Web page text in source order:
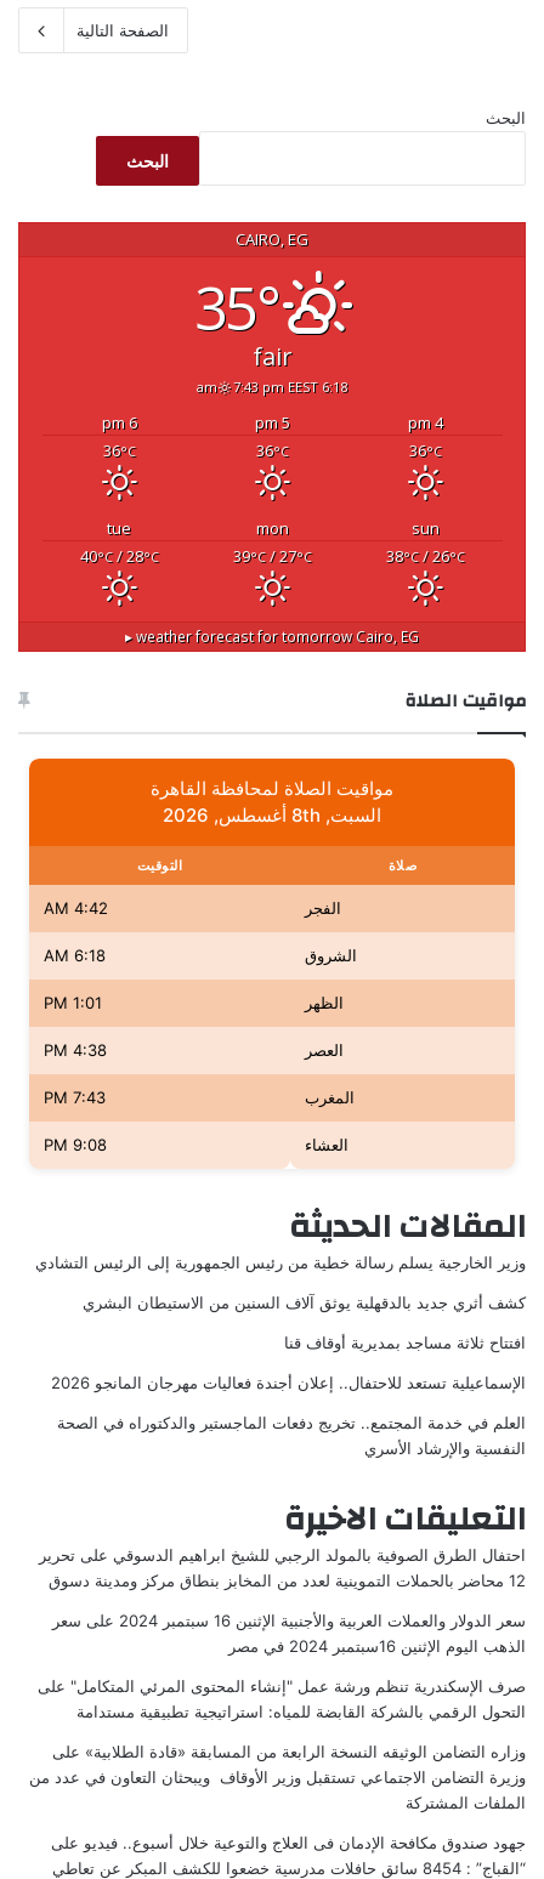
الصفحة التالية
البحث
البحث
CAIRO, EG
35°
fair
6:18 am
7:43 pm EEST
4 pm
5 pm
6 pm
36°C
36°C
36°C
sun
mon
tue
38°C/ 26°C
39°C/ 27°C
40°C/ 28°C
Cairo, EG
weather forecast for tomorrow ▸
مواقيت الصلاة
مواقيت الصلاة لمحافظة القاهرة
السبت, 8th أغسطس, 2026
صلاة التوقيت
الفجر 4:42 AM
الشروق 6:18 AM
الظهر 1:01 PM
العصر 4:38 PM
المغرب 7:43 PM
العشاء 9:08 PM
المقالات الحديثة
وزير الخارجية يسلم رسالة خطية من رئيس الجمهورية إلى الرئيس التشادي
كشف أثري جديد بالدقهلية يوثق آلاف السنين من الاستيطان البشري
افتتاح ثلاثة مساجد بمديرية أوقاف قنا
الإسماعيلية تستعد للاحتفال.. إعلان أجندة فعاليات مهرجان المانجو 2026
العلم في خدمة المجتمع.. تخريج دفعات الماجستير والدكتوراه في الصحة
النفسية والإرشاد الأسري
التعليقات الاخيرة
احتفال الطرق الصوفية بالمولد الرجبي للشيخ ابراهيم الدسوقي على تحرير
12 محاضر بالحملات التموينية لعدد من المخابز بنطاق مركز ومدينة دسوق
سعر الدولار والعملات العربية والأجنبية الإثنين 16 سبتمبر 2024 على سعر
الذهب اليوم الإثنين 16سبتمبر 2024 في مصر
صرف الإسكندرية تنظم ورشة عمل "إنشاء المحتوى المرئي المتكامل" على
التحول الرقمي بالشركة القابضة للمياه: استراتيجية تطبيقية مستدامة
وزاره التضامن الوثيقه النسخة الرابعة من المسابقة «قادة الطلابية» على
وزيرة التضامن الاجتماعي تستقبل وزير الأوقاف ويبحثان التعاون في عدد من
الملفات المشتركة
جهود صندوق مكافحة الإدمان فى العلاج والتوعية خلال أسبوع.. فيديو على
“القباج” : 8454 سائق حافلات مدرسية خضعوا للكشف المبكر عن تعاطي